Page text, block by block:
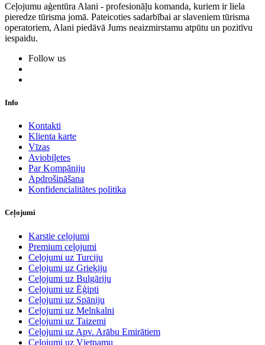
Ceļojumu aģentūra Alani - profesionāļu komanda, kuriem ir liela
pieredze tūrisma jomā. Pateicoties sadarbībai ar slaveniem tūrisma
operatoriem, Alani piedāvā Jums neaizmirstamu atpūtu un pozitīvu
iespaidu.
Follow us
Info
Kontakti
Klienta karte
Vīzas
Aviobiļetes
Par Kompāniju
Apdrošināšana
Konfidencialitātes politika
Ceļojumi
Karstie ceļojumi
Premium ceļojumi
Ceļojumi uz Turciju
Ceļojumi uz Grieķiju
Ceļojumi uz Bulgāriju
Ceļojumi uz Ēģipti
Ceļojumi uz Spāniju
Ceļojumi uz Melnkalni
Ceļojumi uz Taizemi
Ceļojumi uz Apv. Arābu Emirātiem
Ceļojumi uz Vjetnamu